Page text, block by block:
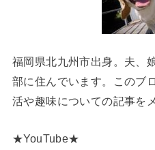
福岡県北九州市出身。夫、
部に住んでいます。このブ
活や趣味についての記事を
★YouTube★